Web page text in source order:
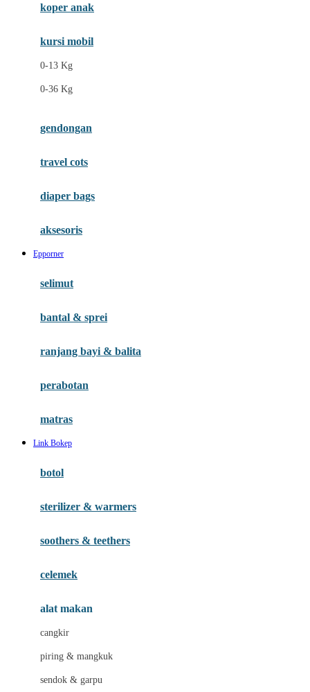
Ezyroller
F
Felt So Sweet
Fisher Price
Gb
Habbie
Haenim
Hauck
Havaianas
Hybrid
I
Inlacta DHA
Ivenet
koper anak
kursi mobil
0-13 Kg
0-36 Kg
gendongan
travel cots
diaper bags
aksesoris
Epporner
selimut
bantal & sprei
ranjang bayi & balita
perabotan
matras
Link Bokep
botol
sterilizer & warmers
soothers & teethers
celemek
alat makan
cangkir
piring & mangkuk
sendok & garpu